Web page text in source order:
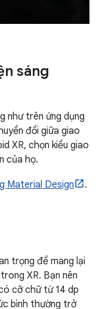
sáng
như trên ứng dụng
đổi giữa giao
XR, chọn kiểu giao
của họ.
Material Design .
trọng để mang lại
XR. Bạn nên
cỡ chữ từ 14 dp
bình thường trở